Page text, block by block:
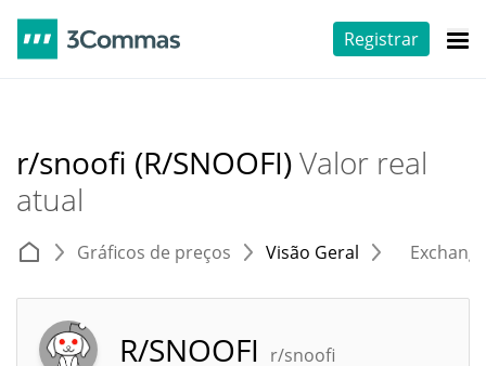
Registrar
r/snoofi (R/SNOOFI)Valor real
atual
Gráficos de preços Visão Geral
R/SNOOFI r/snoofi